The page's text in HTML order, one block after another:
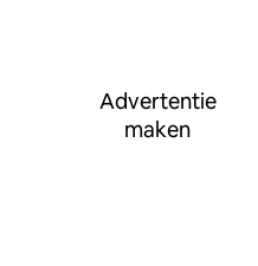
Advertentie
maken